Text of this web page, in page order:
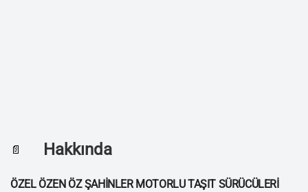
📄 Hakkında
ÖZEL ÖZEN ÖZ ŞAHİNLER MOTORLU TAŞIT SÜRÜCÜLERİ